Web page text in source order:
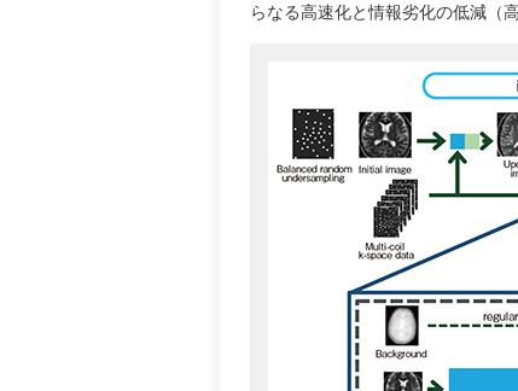
らなる高速化と情報劣化の低減（